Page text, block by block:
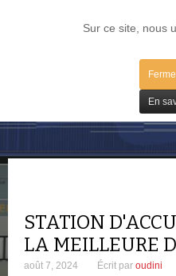
Sur ce site, nous
En
STATION
LA MEILLEURE
août 7, 2024 Écrit par oudini